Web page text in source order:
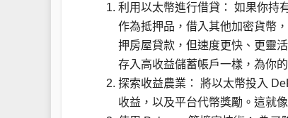
利用以太幣進行借貸： 如果你持
作為抵押品，借入其他加密貨幣
押房屋貸款，但速度更快、更靈
存入高收益儲蓄帳戶一樣，為你
探索收益農業： 將以太幣投入
收益，以及平台代幣獎勵。這就